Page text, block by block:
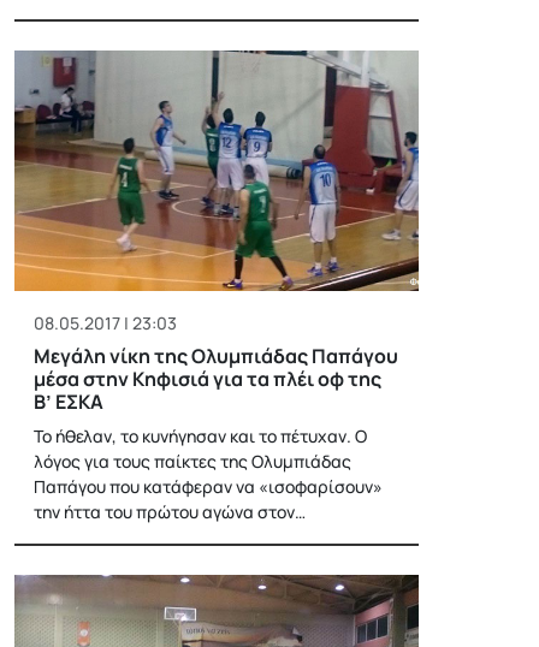
08.05.2017 | 23:03
Μεγάλη νίκη της Ολυμπιάδας Παπάγου
μέσα στην Κηφισιά για τα πλέι οφ της
Β’ ΕΣΚΑ
Το ήθελαν, το κυνήγησαν και το πέτυχαν. Ο
λόγος για τους παίκτες της Ολυμπιάδας
Παπάγου που κατάφεραν να «ισοφαρίσουν»
την ήττα του πρώτου αγώνα στον…